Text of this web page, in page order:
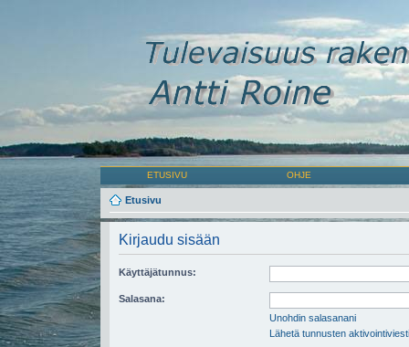
ETUSIVU OHJE
Etusivu
Kirjaudu sisään
Käyttäjätunnus:
Salasana:
Unohdin salasanani
Lähetä tunnusten